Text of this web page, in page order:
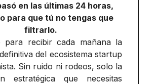
en las últimas 24 horas,
para que tú no tengas que
filtrarlo.
para recibir cada mañana la
del ecosistema startup
Sin ruido ni rodeos, solo la
estratégica que necesitas